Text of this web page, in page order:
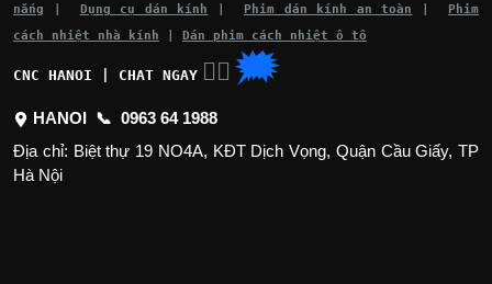
nắng
Dụng cụ dán kính Phim dán kính an toàn
Phim
cách nhiệt nhà kính
Dán phim cách nhiệt ô tô
CNC HANOI | CHAT NGAY 👉🏽 🗯
HANOI 📞 0963 64 1988
Địa chỉ: Biệt thự 19 NO4A, KĐT Dịch Vọng, Quận Cầu Giấy, TP
Hà Nội